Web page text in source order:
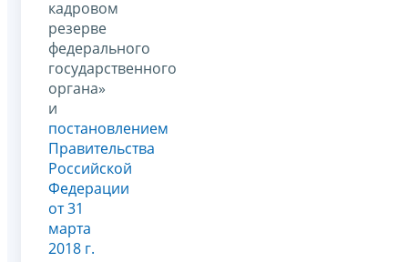
кадровом
резерве
федерального
государственного
органа»
и
постановлением
Правительства
Российской
Федерации
от 31
марта
2018 г.